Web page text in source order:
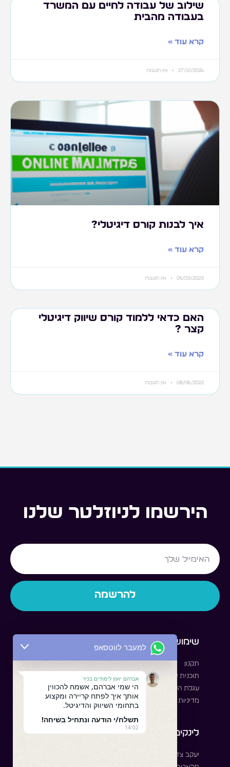
שילוב של עבודה לחיים עם המשרד
בעבודה מהבית
קרא עוד »
27/10/2024 אין תגובות
איך לבנות קורס דיגיטלי?
קרא עוד »
05/03/2023 אין תגובות
האם כדאי ללמוד קורס שיווק דיגיטלי
קצר ?
קרא עוד »
08/06/2022 אין תגובות
הירשמו לניוזלטר שלנו
Email
להרשמה
שימושי
תקנון
תוכנית שותפים
עגלת הקניות שלי
מדיניות שימוש
קבוצת סטודנטים
תוכנית סטאז'
לינקים לתוכנות
יעקב צדק - מרצה בינה
עקבו אחרינו
למעבר לווטסאפ
אברהם יועץ לימודים בכיר
הי שמי אברהם, אשמח להכווין
אותך איך לפתח קריירה ומקצוע
בתחומי השיווק והדיגיטל.
תשלח/י הודעה ונתחיל בשיחה!
14:02